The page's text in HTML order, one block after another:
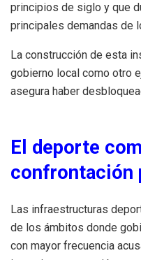
principios de siglo y que
principales demandas de
La construcción de esta
gobierno local como otro
asegura haber
El deporte
confrontación
Las infraestructuras
de los ámbitos donde
con mayor frecuencia